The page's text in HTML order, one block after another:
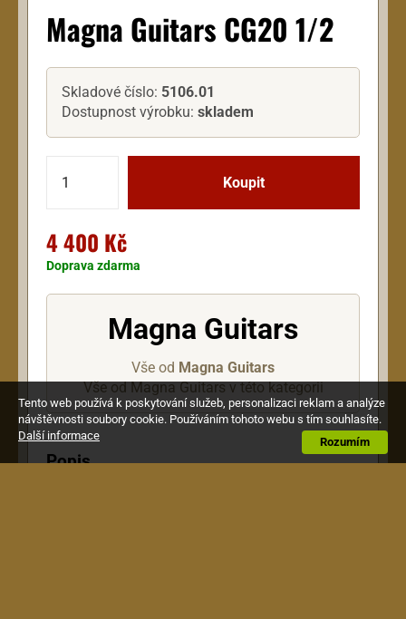
Magna Guitars CG20 1/2
Skladové číslo: 5106.01
Dostupnost výrobku: skladem
4 400 Kč
Doprava zdarma
Magna Guitars
Vše od Magna Guitars
Vše od Magna Guitars v této kategorii
Popis
Tento web používá k poskytování služeb, personalizaci reklam a analýze
návštěvnosti soubory cookie. Používáním tohoto webu s tím souhlasíte.
Rozumím
Další informace